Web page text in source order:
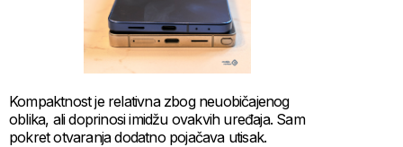
Kompaktnost je relativna zbog neuobičajenog
oblika, ali doprinosi imidžu ovakvih uređaja. Sam
pokret otvaranja dodatno pojačava utisak.